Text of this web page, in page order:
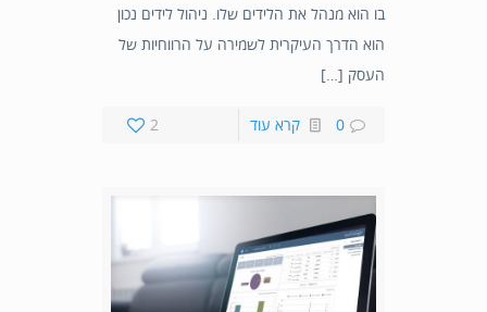
בו הוא מנהל את הלידים שלו. ניהול לידים נכון
הוא הדרך העיקרית לשמירה על הרווחיות של
העסק […]
2 0 קרא עוד